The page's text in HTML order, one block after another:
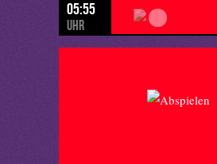
05:55
Uhr